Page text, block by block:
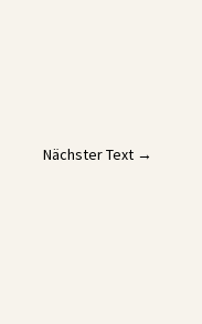
Nächster Text →